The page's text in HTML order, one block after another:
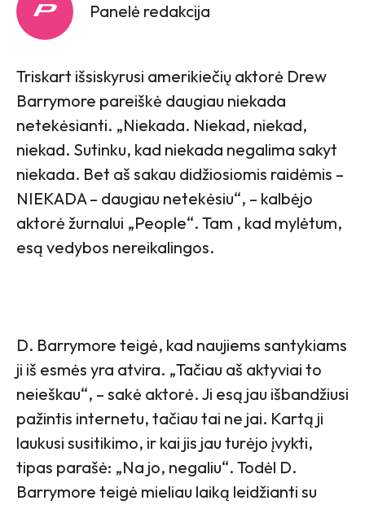
Panelė redakcija
Triskart išsiskyrusi amerikiečių aktorė Drew
Barrymore pareiškė daugiau niekada
netekėsianti. „Niekada. Niekad, niekad,
niekad. Sutinku, kad niekada negalima sakyt
niekada. Bet aš sakau didžiosiomis raidėmis –
NIEKADA – daugiau netekėsiu“, – kalbėjo
aktorė žurnalui „People“. Tam , kad mylėtum,
esą vedybos nereikalingos.
D. Barrymore teigė, kad naujiems santykiams
ji iš esmės yra atvira. „Tačiau aš aktyviai to
neieškau“, – sakė aktorė. Ji esą jau išbandžiusi
pažintis internetu, tačiau tai ne jai. Kartą ji
laukusi susitikimo, ir kai jis jau turėjo įvykti,
tipas parašė: „Na jo, negaliu“. Todėl D.
Barrymore teigė mieliau laiką leidžianti su